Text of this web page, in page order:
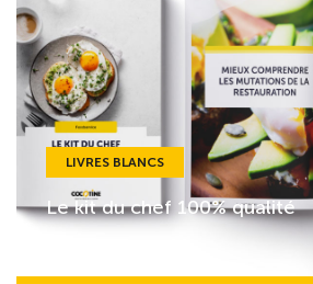
LIVRES BLANCS
Le kit du chef 100% qualité